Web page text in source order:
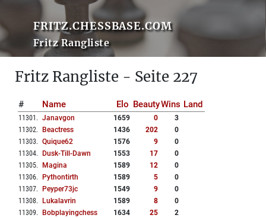
FRITZ.CHESSBASE.COM
Fritz Rangliste
Fritz Rangliste - Seite 227
# Name Elo BeautyWins Land
11301 . Janavgon 1659 0
3
11302. Beactress 1436 202
0
11303. Quique62 1576 9
0
11304. Dusk-Till-Dawn 1553 17
0
11305. Magina 1589 12
0
11306. Pythontirth 1589 5
0
11307. Peyper73jc 1549 9
0
11308. Lukalavrin 1589 8
0
11309. Bobplayingchess 1634 25
2